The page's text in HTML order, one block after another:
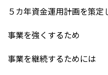
５カ年資金運用計画を策定
事業を強くするため
事業を継続するためには